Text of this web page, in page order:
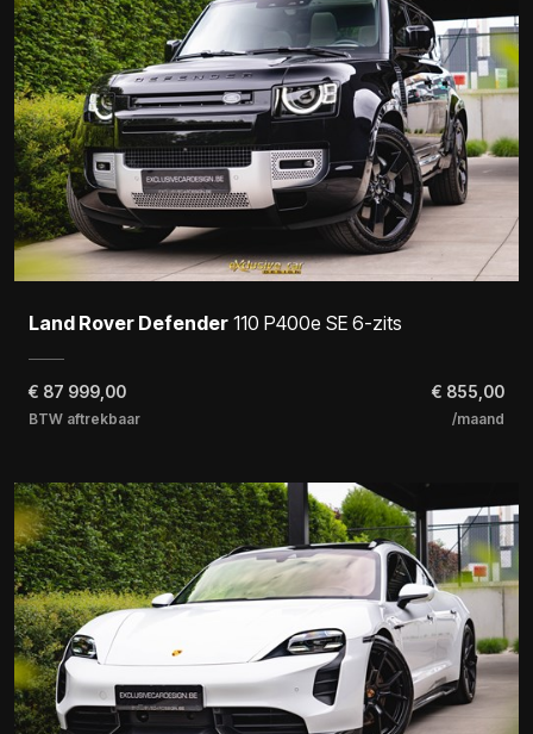
Land Rover Defender 110 P400e SE 6-zits
€ 87 999,00
BTW aftrekbaar
€ 855,00
/maand